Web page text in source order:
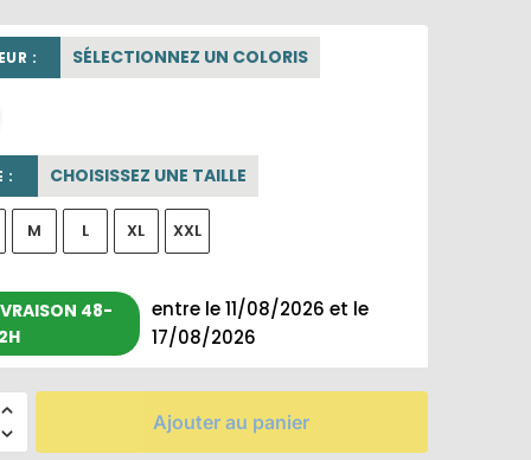
: SÉLECTIONNEZ UN COLORIS
: CHOISISSEZ UNE TAILLE
M L XL XXL
48-
entre le 11/08/2026 et le
17/08/2026
Ajouter au panier